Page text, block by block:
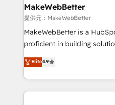
market execution. Why B2B Businesses Choose RP: -
Secure: Soc2 compliant 🛡️ - Pricing:
starting at $1,5k 💵 - Speed: Launch in 14 days ⚡ -
Global: 75+ RPers across five continents 🌐 - Scale:
HubSpot Partner 🪴 - Sales Hub:
implementations than any
MakeWebBetter
提供元：MakeWebBetter
MakeWebBetter is a
proficient in building
operational efficiency of
growing tech-enabler &
hands you the blend of
eminent solutions & integrations.
Elite4.9